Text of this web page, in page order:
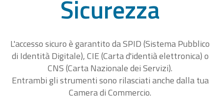
Sicurezza
L'accesso sicuro è garantito da SPID (Sistema Pubblico
di Identità Digitale), CIE (Carta d'identià elettronica) o
CNS (Carta Nazionale dei Servizi).
Entrambi gli strumenti sono rilasciati anche dalla tua
Camera di Commercio.